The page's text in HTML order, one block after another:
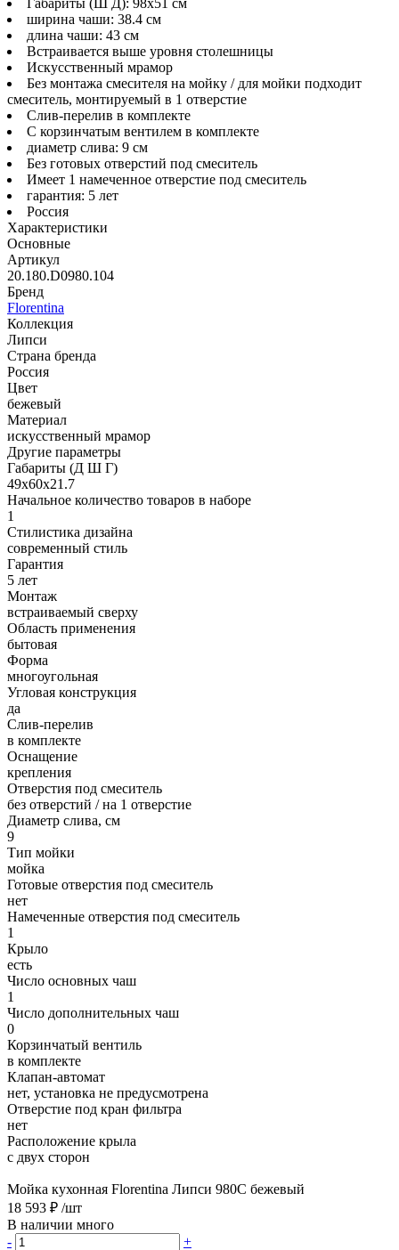
ширина чаши: 38.4 см
длина чаши: 43 см
Встраивается выше уровня столешницы
Искусственный мрамор
Без монтажа смесителя на мойку / для мойки подходит
смеситель, монтируемый в 1 отверстие
Слив-перелив в комплекте
С корзинчатым вентилем в комплекте
диаметр слива: 9 см
Без готовых отверстий под смеситель
Имеет 1 намеченное отверстие под смеситель
гарантия: 5 лет
Россия
Характеристики
Основные
Артикул
20.180.D0980.104
Бренд
Florentina
Коллекция
Липси
Страна бренда
Россия
Цвет
бежевый
Материал
искусственный мрамор
Другие параметры
Габариты (Д Ш Г)
49х60х21.7
Начальное количество товаров в наборе
1
Стилистика дизайна
современный стиль
Гарантия
5 лет
Монтаж
встраиваемый сверху
Область применения
бытовая
Форма
многоугольная
Угловая конструкция
да
Слив-перелив
в комплекте
Оснащение
крепления
Отверстия под смеситель
без отверстий / на 1 отверстие
Диаметр слива, см
9
Тип мойки
мойка
Готовые отверстия под смеситель
нет
Намеченные отверстия под смеситель
1
Крыло
есть
Число основных чаш
1
Число дополнительных чаш
0
Корзинчатый вентиль
в комплекте
Клапан-автомат
нет, установка не предусмотрена
Отверстие под кран фильтра
нет
Расположение крыла
с двух сторон
Мойка кухонная Florentina Липси 980С бежевый
18 593 ₽ /шт
В наличии много
-
+